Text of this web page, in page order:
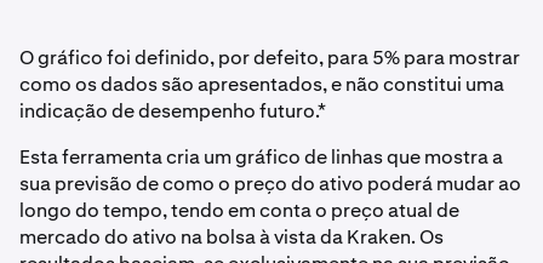
O gráfico foi definido, por defeito, para 5% para mostrar
como os dados são apresentados, e não constitui uma
indicação de desempenho futuro.*
Esta ferramenta cria um gráfico de linhas que mostra a
sua previsão de como o preço do ativo poderá mudar ao
longo do tempo, tendo em conta o preço atual de
mercado do ativo na bolsa à vista da Kraken. Os